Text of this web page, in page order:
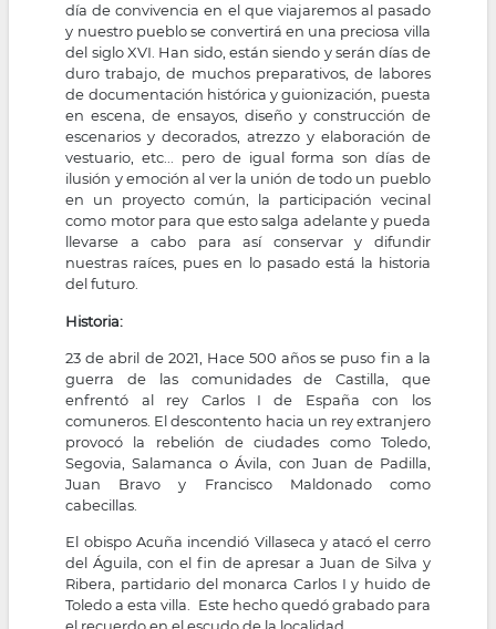
día de convivencia en el que viajaremos al pasado
y nuestro pueblo se convertirá en una preciosa villa
del siglo XVI. Han sido, están siendo y serán días de
duro trabajo, de muchos preparativos, de labores
de documentación histórica y guionización, puesta
en escena, de ensayos, diseño y construcción de
escenarios y decorados, atrezzo y elaboración de
vestuario, etc... pero de igual forma son días de
ilusión y emoción al ver la unión de todo un pueblo
en un proyecto común, la participación vecinal
como motor para que esto salga adelante y pueda
llevarse a cabo para así conservar y difundir
nuestras raíces, pues en lo pasado está la historia
del futuro.
Historia:
23 de abril de 2021, Hace 500 años se puso fin a la
guerra de las comunidades de Castilla, que
enfrentó al rey Carlos I de España con los
comuneros. El descontento hacia un rey extranjero
provocó la rebelión de ciudades como Toledo,
Segovia, Salamanca o Ávila, con Juan de Padilla,
Juan Bravo y Francisco Maldonado como
cabecillas.
El obispo Acuña incendió Villaseca y atacó el cerro
del Águila, con el fin de apresar a Juan de Silva y
Ribera, partidario del monarca Carlos I y huido de
Toledo a esta villa. Este hecho quedó grabado para